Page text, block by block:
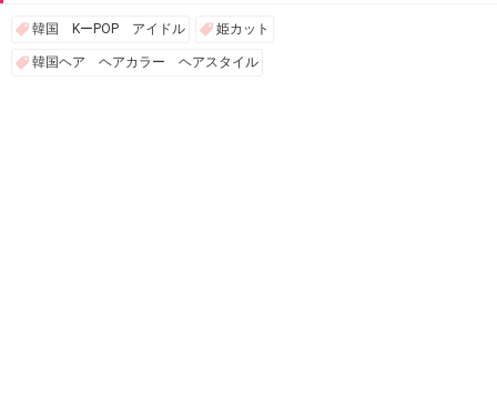
韓国 KーPOP アイドル 姫カット
韓国ヘア ヘアカラー ヘアスタイル